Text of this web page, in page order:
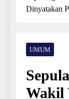
Dinyatakan
UMUM
Wakil